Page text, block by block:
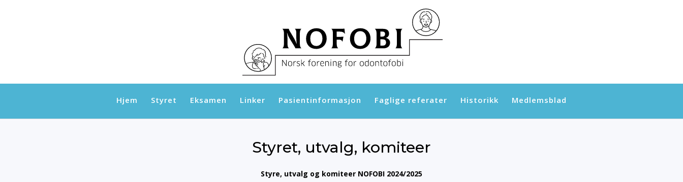
Hjem Styret Eksamen Linker Pasientinformasjon Faglige referater Historikk Medlemsblad
Styret, utvalg, komiteer
Styre, utvalg og komiteer NOFOBI 2024/2025